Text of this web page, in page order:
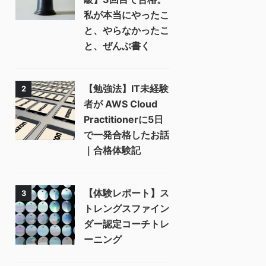
私が本当にやったこ
と、やらなかったこ
と、ぜんぶ書く
2
【勉強法】IT未経験
者が AWS Cloud
Practitionerに5日
で一発合格したお話
｜合格体験記
3
【体験レポート】ス
トレングスファイン
ダー認定コーチトレ
ーニング